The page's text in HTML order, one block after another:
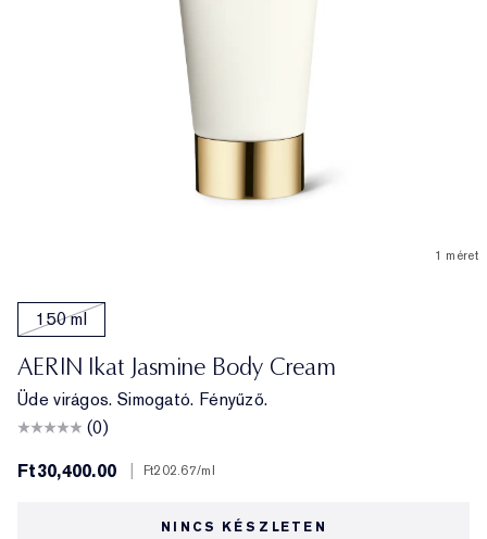
1 méret
150 ml
AERIN Ikat Jasmine Body Cream
Üde virágos. Simogató. Fényűző.
(0)
Ft30,400.00
Ft202.67/ml
NINCS KÉSZLETEN